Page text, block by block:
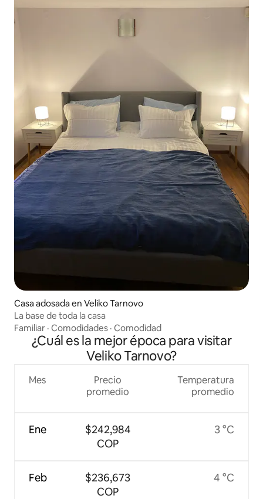
Casa adosada en Veliko Tarnovo
La base de toda la casa
Familiar · Comodidades · Comodidad
¿Cuál es la mejor época para visitar
Veliko Tarnovo?
Mes
Ene
Feb
Precio
promedio
$242,984
COP
$236,673
COP
Temperatura
promedio
3 °C
4 °C